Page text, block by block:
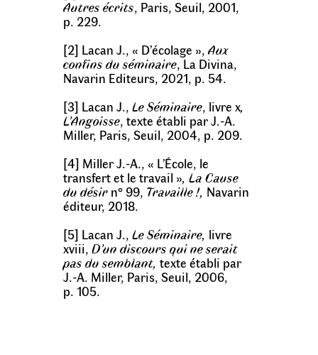
Autres écrits, Paris, Seuil, 2001,
p. 229.
[2] Lacan J., « D’écolage », Aux
confins du séminaire, La Divina,
Navarin Editeurs, 2021, p. 54.
[3] Lacan J., Le Séminaire, livre x,
L’Angoisse, texte établi par J.-A.
Miller, Paris, Seuil, 2004, p. 209.
[4] Miller J.-A., « L’École, le
transfert et le travail », La Cause
du désir n° 99, Travaille !, Navarin
éditeur, 2018.
[5] Lacan J., Le Séminaire, livre
xviii, D’un discours qui ne serait
pas du semblant, texte établi par
J.-A. Miller, Paris, Seuil, 2006,
p. 105.